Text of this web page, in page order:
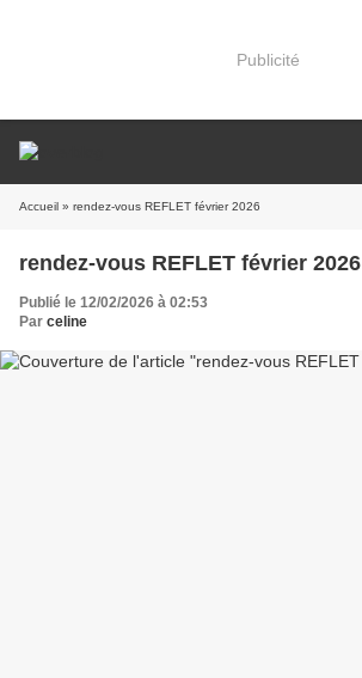
Publicité
Accueil » rendez-vous REFLET février 2026
rendez-vous REFLET février 2026
Publié le 12/02/2026 à 02:53
Par celine